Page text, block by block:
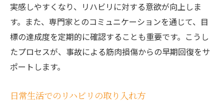
実感しやすくなり、リハビリに対する意欲が向上しま
す。また、専門家とのコミュニケーションを通じて、目
標の達成度を定期的に確認することも重要です。こうし
たプロセスが、事故による筋肉損傷からの早期回復をサ
ポートします。
日常生活でのリハビリの取り入れ方